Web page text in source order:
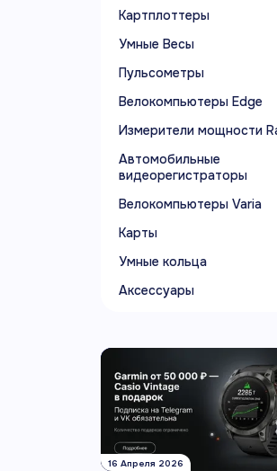
Картплоттеры
Умные Весы
Пульсометры
Велокомпьютеры Edge
Измерители мощности
Автомобильные
видеорегистраторы
Велокомпьютеры Varia
Карты
Умные кольца
Аксессуары
16 Апреля 2026